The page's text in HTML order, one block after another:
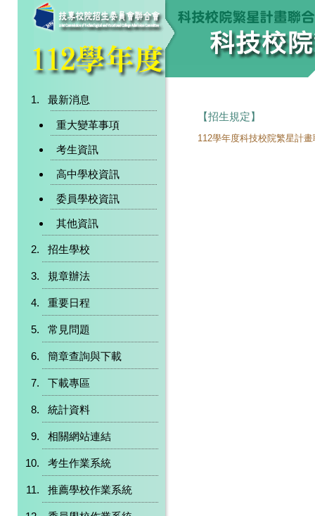
最新消息
重大變革事項
考生資訊
高中學校資訊
委員學校資訊
其他資訊
招生學校
規章辦法
重要日程
常見問題
簡章查詢與下載
下載專區
統計資料
相關網站連結
考生作業系統
推薦學校作業系統
【招生規定】
112學年度科技校院繁星計